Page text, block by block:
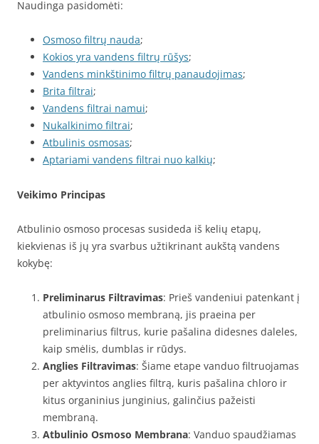
Naudinga pasidomėti:
Osmoso filtrų nauda;
Kokios yra vandens filtrų rūšys;
Vandens minkštinimo filtrų panaudojimas;
Brita filtrai;
Vandens filtrai namui;
Nukalkinimo filtrai;
Atbulinis osmosas;
Aptariami vandens filtrai nuo kalkių;
Veikimo Principas
Atbulinio osmoso procesas susideda iš kelių etapų,
kiekvienas iš jų yra svarbus užtikrinant aukštą vandens
kokybę:
Preliminarus Filtravimas: Prieš vandeniui patenkant į
atbulinio osmoso membraną, jis praeina per
preliminarius filtrus, kurie pašalina didesnes daleles,
kaip smėlis, dumblas ir rūdys.
Anglies Filtravimas: Šiame etape vanduo filtruojamas
per aktyvintos anglies filtrą, kuris pašalina chloro ir
kitus organinius junginius, galinčius pažeisti
membraną.
Atbulinio Osmoso Membrana: Vanduo spaudžiamas